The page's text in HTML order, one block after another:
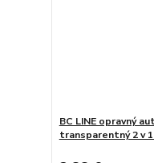
BC LINE opravný
transparentný 2 v